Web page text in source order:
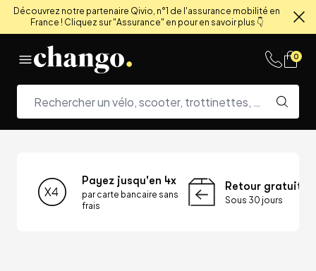
Découvrez notre partenaire Qivio, n°1 de l'assurance mobilité en
France ! Cliquez sur "Assurance" en pour en savoir plus 👇
0
Payez jusqu'en 4x
par carte bancaire sans
frais
Retour gratuit
Sous 30 jours